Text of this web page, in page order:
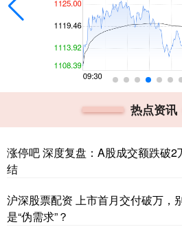
热点资讯
涨停吧 深度复盘：A股成交额跌破2
结
沪深股票配资 上市首月交付破万，
是“伪需求”？